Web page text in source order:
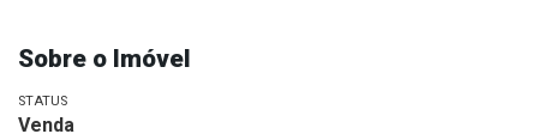
Sobre o Imóvel
STATUS
Venda